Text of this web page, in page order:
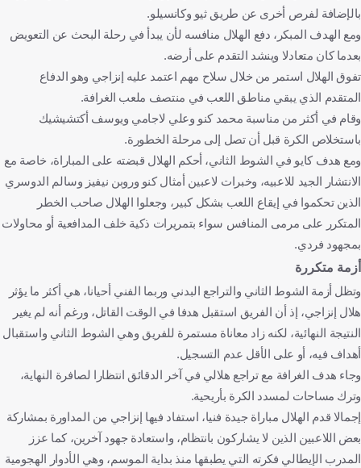
بالإضافة لفرص أخرى عن طريق ثيو وكانسيلو.
ومع الهدف المبكر، دفع الهلال منافسه لأن يبدأ في رحلة البحث عن التعويض
بعدما كان متعادلا وينشد التقدم على أرضه.
تفوق الهلال استمر من خلال سلاح مهم اعتمد عليه إنزاجي وهو الدفاع
المتقدم الذي يبقي مناطق اللعب في منتصف ملعب الغرافة.
وقام في أكثر من مناسبة محمد كنو وعلي لاجامي ويوسف أكتشيشيك
باستخلاص الكرة قبل أن تصل إلى مرحلة الخطورة.
ومع هدف كايو في الشوط الثاني، أحكم الهلال قبضته على المباراة، خاصة مع
الانتشار الجيد للاعبيه، وخبرات لاعبين أمثال كنو وروبن نيفيز وسالم الدوسري
الذين تحكموا في إيقاع اللعب بشكل كبير، وجعلوا الهلال صاحب الخطر
المتكرر على مرمى المنافس سواء بتمريرات ذكية خلف المدافعية أو محاولات
بمجهود فردي.
أزمة متكررة
وتظل أزمة الشوط الثاني والتراجع البدني وربما الفني أحيانا، هي أكثر ما يؤثر
هلال إنزاجي، إذ أن الفريق استقبل هدفا في الوقت القاتل، ورغم أنه لم يغير
النتيجة النهائية، لكنه زاد معاناة مستمرة للفريق وهي الشوط الثاني واستقبال
أهداف فيه، أو على الأقل عدم التسجيل.
وجاء هدف الغرافة مع تراجع هلالي في آخر الدقائق انتظارا لصافرة النهاية،
وترك مساحات لمسدد الكرة بأريحية.
إجمالا قدم الهلال مباراة جيدة فنيا، استفاد فيها إنزاجي من المداورة بمشاركة
بعض اللاعبين الذين لا يشاركون بانتظام، واستعادة جهود آخرين، كما عزز
المدرب الإيطالي فكرته التي يطبقها منذ بداية الموسم، وهي الأدوار الهجومية